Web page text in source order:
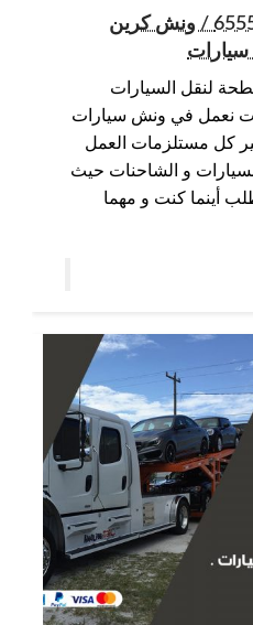
ونش النويصيب / 65557275 / ونش كرين
لنقل السيارات
نعمل في ونش سيارات
كل مستلزمات العمل
و الشاحنات حيث
أينما كنت و مهما